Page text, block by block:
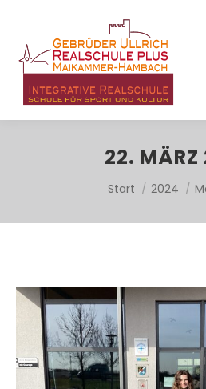
22. MÄRZ
Sie befinden
Start 2024